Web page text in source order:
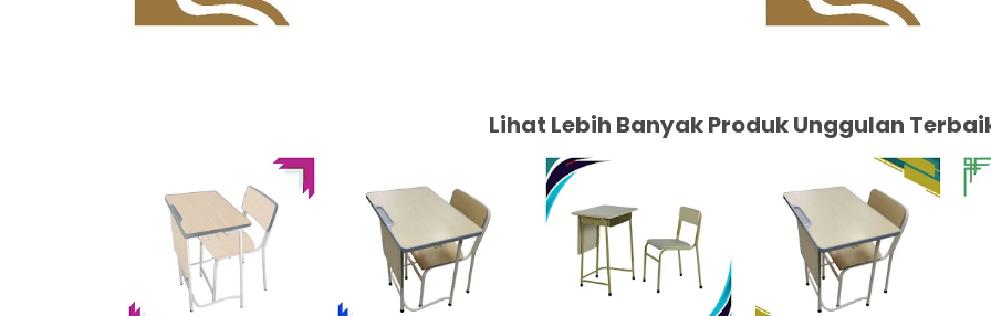
Lihat Lebih Banyak Produk Unggulan